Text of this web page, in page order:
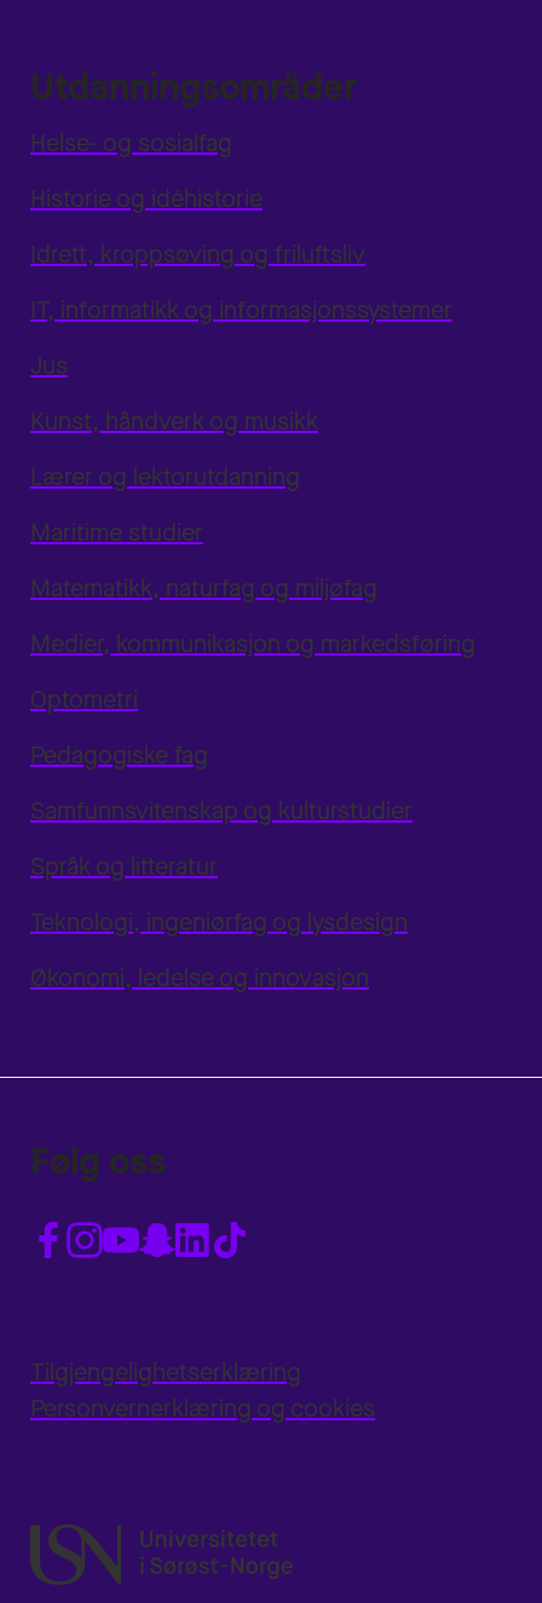
Utdanningsområder
Helse- og sosialfag
Historie og idéhistorie
Idrett, kroppsøving og friluftsliv
IT, informatikk og informasjonssystemer
Jus
Kunst, håndverk og musikk
Lærer og lektorutdanning
Maritime studier
Matematikk, naturfag og miljøfag
Medier, kommunikasjon og markedsføring
Optometri
Pedagogiske fag
Samfunnsvitenskap og kulturstudier
Språk og litteratur
Teknologi, ingeniørfag og lysdesign
Økonomi, ledelse og innovasjon
Følg oss
Tilgjengelighetserklæring
Personvernerklæring og cookies